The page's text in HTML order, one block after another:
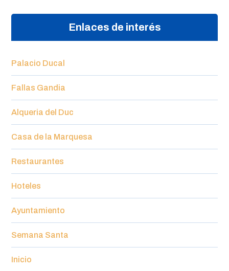
Enlaces de interés
Palacio Ducal
Fallas Gandia
Alqueria del Duc
Casa de la Marquesa
Restaurantes
Hoteles
Ayuntamiento
Semana Santa
Inicio